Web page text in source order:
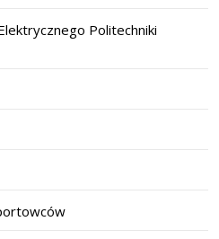
Politechniki